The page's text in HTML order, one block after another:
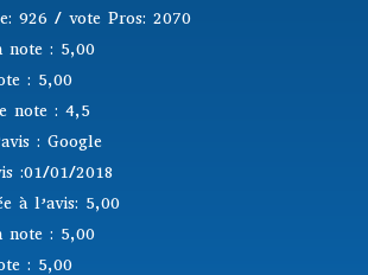
926 / vote Pros: 2070
note : 5,00
: 5,00
note : 4,5
: Google
:01/01/2018
à l’avis: 5,00
note : 5,00
: 5,00